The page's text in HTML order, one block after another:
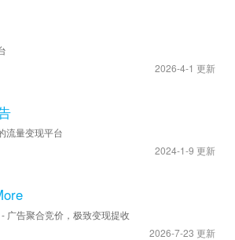
2026-4-1 更新
流量变现平台
2024-1-9 更新
广告聚合竞价，极致变现提收
2026-7-23 更新